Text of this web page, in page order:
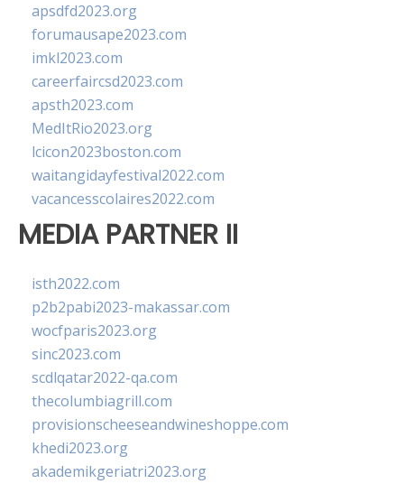
apsdfd2023.org
forumausape2023.com
imkl2023.com
careerfaircsd2023.com
apsth2023.com
MedItRio2023.org
lcicon2023boston.com
waitangidayfestival2022.com
vacancesscolaires2022.com
MEDIA PARTNER II
isth2022.com
p2b2pabi2023-makassar.com
wocfparis2023.org
sinc2023.com
scdlqatar2022-qa.com
thecolumbiagrill.com
provisionscheeseandwineshoppe.com
khedi2023.org
akademikgeriatri2023.org